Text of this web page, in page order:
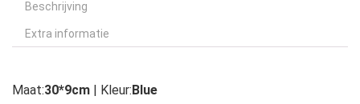
Beschrijving
Extra informatie
Maat:30*9cm | Kleur:Blue